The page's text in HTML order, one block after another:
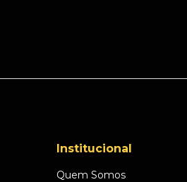
Institucional
Quem Somos